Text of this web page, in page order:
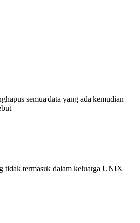
semua data yang ada kemudian
tidak termasuk dalam keluarga UNIX